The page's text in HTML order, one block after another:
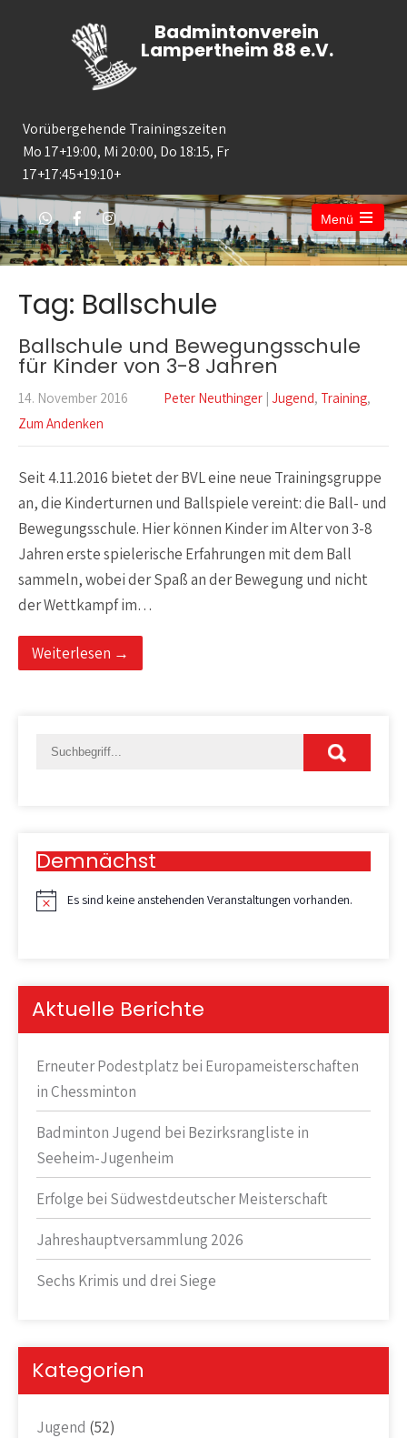
Badmintonverein
Lampertheim 88 e.V.
Vorübergehende Trainingszeiten
Mo 17+19:00, Mi 20:00, Do 18:15, Fr
17+17:45+19:10+
Menü
Tag: Ballschule
Ballschule und Bewegungsschule
für Kinder von 3-8 Jahren
14. November 2016 Peter Neuthinger | Jugend, Training,
Zum Andenken
Seit 4.11.2016 bietet der BVL eine neue Trainingsgruppe
an, die Kinderturnen und Ballspiele vereint: die Ball- und
Bewegungsschule. Hier können Kinder im Alter von 3-8
Jahren erste spielerische Erfahrungen mit dem Ball
sammeln, wobei der Spaß an der Bewegung und nicht
der Wettkampf im…
Weiterlesen →
Demnächst
H
s
Es sind keine anstehenden Veranstaltungen vorhanden.
Aktuelle Berichte
Erneuter Podestplatz bei Europameisterschaften
in Chessminton
Badminton Jugend bei Bezirksrangliste in
Seeheim-Jugenheim
Erfolge bei Südwestdeutscher Meisterschaft
Jahreshauptversammlung 2026
Sechs Krimis und drei Siege
Kategorien
Jugend (52)